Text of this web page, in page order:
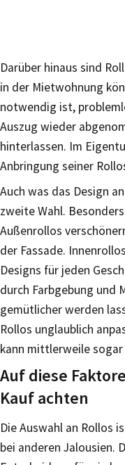
Darüber hinaus sind
in der Mietwohnung
notwendig ist,
Auszug wieder
hinterlassen. Im
Anbringung seiner
Auch was das Design
zweite Wahl.
Außenrollos
der Fassade.
Designs für jeden
durch Farbgebung und
gemütlicher werden
Rollos unglaublich
kann mittlerweile
Auf diese
Kauf achten
Die Auswahl an Rollos
bei anderen Jalousien.